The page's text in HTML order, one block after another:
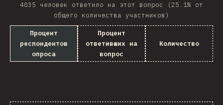
4035 человек ответило на этот вопрос (25.1% от
общего количества участников)
Процент
респондентов
опроса
Процент
ответивших на
вопрос
Количество